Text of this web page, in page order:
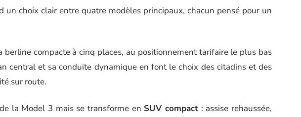
un choix clair entre quatre modèles principaux, chacun pensé pour un
compacte à cinq places, au positionnement tarifaire le plus bas
central et sa conduite dynamique en font le choix des citadins et des
sur route.
la Model 3 mais se transforme en SUV compact : assise rehaussée,